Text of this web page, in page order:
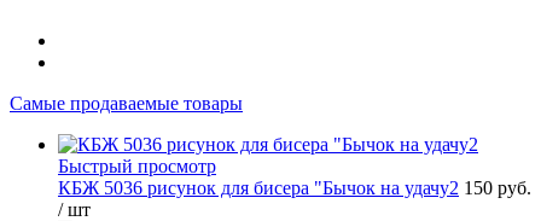
Самые продаваемые товары
Быстрый просмотр
КБЖ 5036 рисунок для бисера "Бычок на удачу2 150 руб.
/ шт